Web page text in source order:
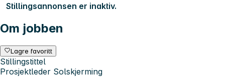
Stillingsannonsen er inaktiv.
Om jobben
Lagre favoritt
Stillingstittel
Prosjektleder Solskjerming